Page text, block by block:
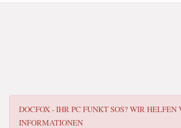
DOCFOX - IHR PC FUNKT SOS? WIR HELFEN
INFORMATIONEN